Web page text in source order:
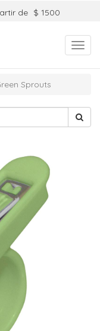
de $ 1500
Sprouts